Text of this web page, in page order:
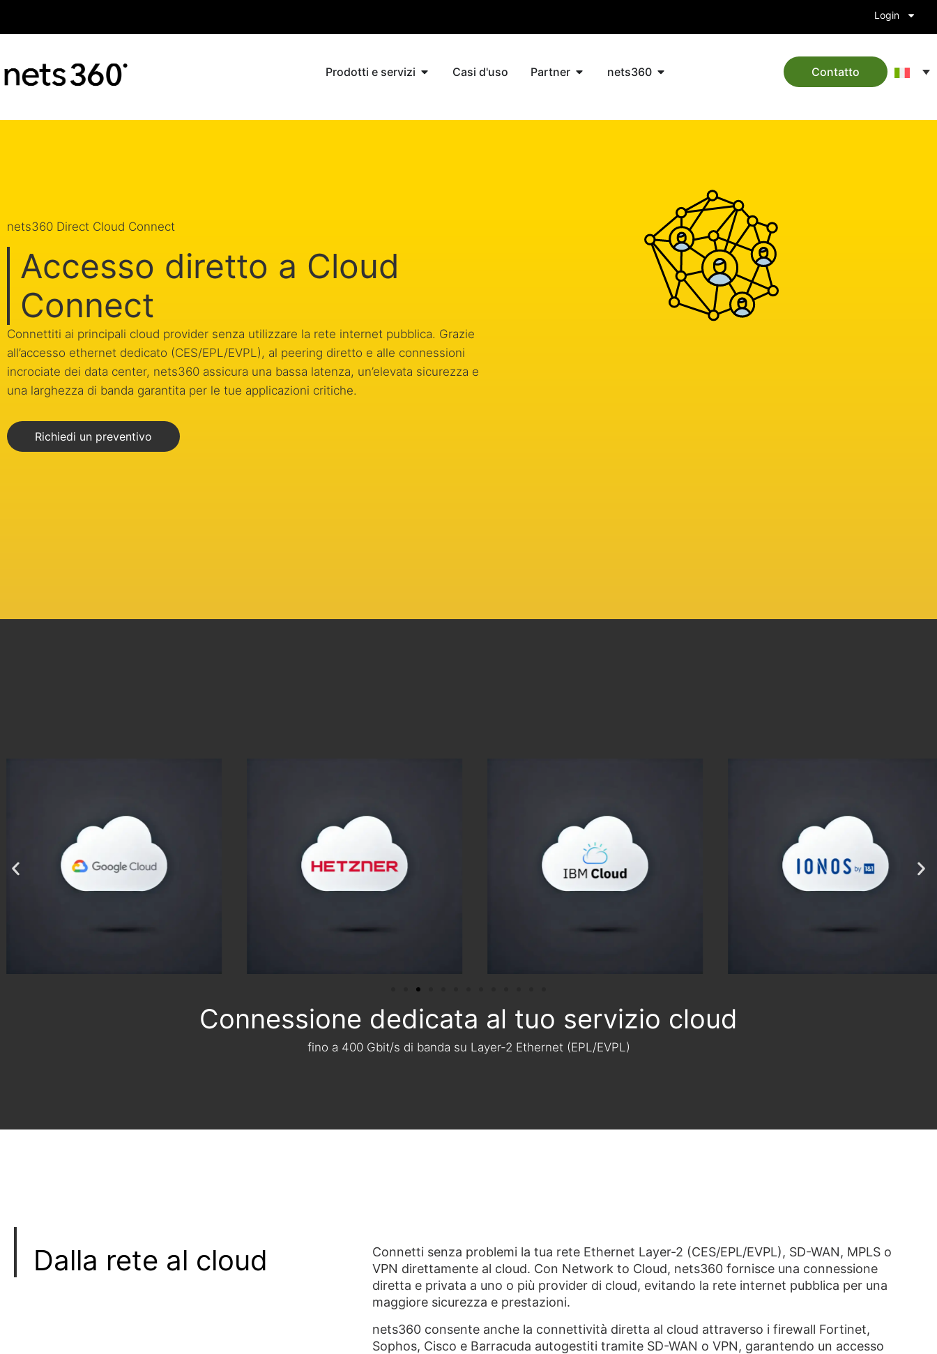
Login
Prodotti e servizi Casi d'uso Partner nets360 Contatto
nets360 Direct Cloud Connect
Accesso diretto a Cloud
Connect
Connettiti ai principali cloud provider senza utilizzare la rete internet pubblica. Grazie
all’accesso ethernet dedicato (CES/EPL/EVPL), al peering diretto e alle connessioni
incrociate dei data center, nets360 assicura una bassa latenza, un’elevata sicurezza e
una larghezza di banda garantita per le tue applicazioni critiche.
Richiedi un preventivo
Connessione dedicata al tuo servizio cloud
fino a 400 Gbit/s di banda su Layer-2 Ethernet (EPL/EVPL)
Dalla rete al cloud
Connetti senza problemi la tua rete Ethernet Layer-2 (CES/EPL/EVPL), SD-WAN, MPLS o
VPN direttamente al cloud. Con Network to Cloud, nets360 fornisce una connessione
diretta e privata a uno o più provider di cloud, evitando la rete internet pubblica per una
maggiore sicurezza e prestazioni.
nets360 consente anche la connettività diretta al cloud attraverso i firewall Fortinet,
Sophos, Cisco e Barracuda autogestiti tramite SD-WAN o VPN, garantendo un accesso